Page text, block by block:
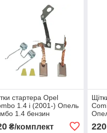
стартера Opel
1.4 i (2001-) Опель
1.4 бензин
₴/комплект 220